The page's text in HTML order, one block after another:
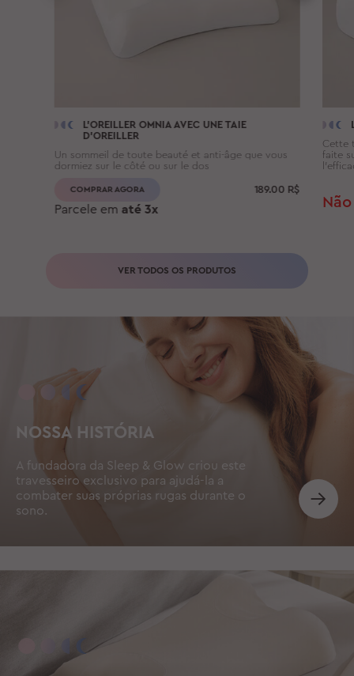
L'OREILLER OMNIAAVEC UNE TAIE
D'OREILLER
Un sommeil de toute beauté et anti-âge que vous
dormiez sur le côté ou sur le dos
COMPRAR AGORA 189.00R$
Parcele em até 3x
Cette
faite
VER TODOS OS PRODUTOS
NOSSA HISTÓRIA
A fundadora da Sleep & Glow criou este
travesseiro exclusivo para ajudá-la a
combater suas próprias rugas durante o
sono.